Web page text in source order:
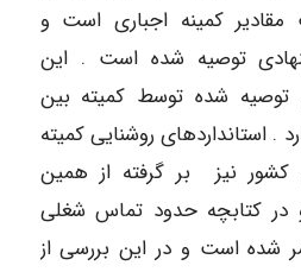
کمینه اجباری است و
توصیه شده است . این
توصیه شده توسط کمیته بین
. استانداردهای روشنایی کمیته
نیز بر گرفته از همین
در کتابچه حدود تماس شغلی
شده است و در این بررسی از